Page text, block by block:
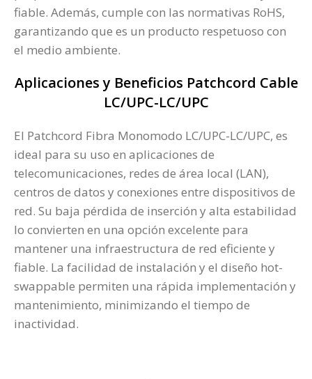
fiable. Además, cumple con las normativas RoHS,
garantizando que es un producto respetuoso con
el medio ambiente​.
Aplicaciones y Beneficios Patchcord Cable
LC/UPC-LC/UPC
El Patchcord Fibra Monomodo LC/UPC-LC/UPC, es
ideal para su uso en aplicaciones de
telecomunicaciones, redes de área local (LAN),
centros de datos y conexiones entre dispositivos de
red. Su baja pérdida de inserción y alta estabilidad
lo convierten en una opción excelente para
mantener una infraestructura de red eficiente y
fiable. La facilidad de instalación y el diseño hot-
swappable permiten una rápida implementación y
mantenimiento, minimizando el tiempo de
inactividad.